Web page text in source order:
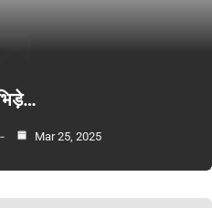
Mar 25, 2025